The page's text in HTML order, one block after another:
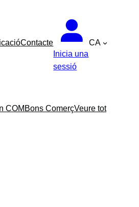
Contacte
Inicia una
sessió
CA
COM Bons ComerçVeure tot